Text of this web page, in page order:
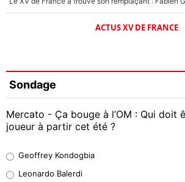
ACTUS XV DE FRANCE
Sondage
Mercato - Ça bouge à l’OM : Qui doit
joueur à partir cet été ?
38%
Geoffrey Kondogbia
Leonardo Balerdi